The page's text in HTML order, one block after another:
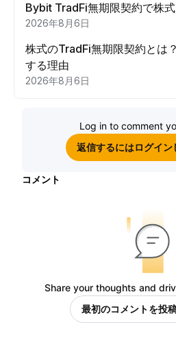
Bybit TradFi無期限契約で株
2026年8月6日
株式のTradFi無期限契約とは
する理由
2026年8月6日
Log in to comment
返信するにはログイン
コメント
Share your thoughts and
最初のコメントを投